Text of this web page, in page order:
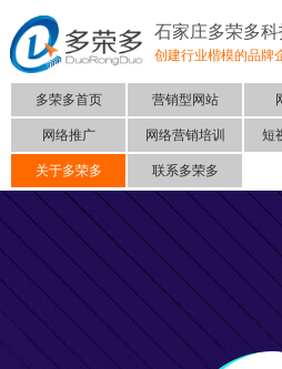
石家庄多荣多科
创建行业楷模的品牌
多荣多首页 营销型网站
网络推广 网络营销培训 短
关于多荣多 联系多荣多